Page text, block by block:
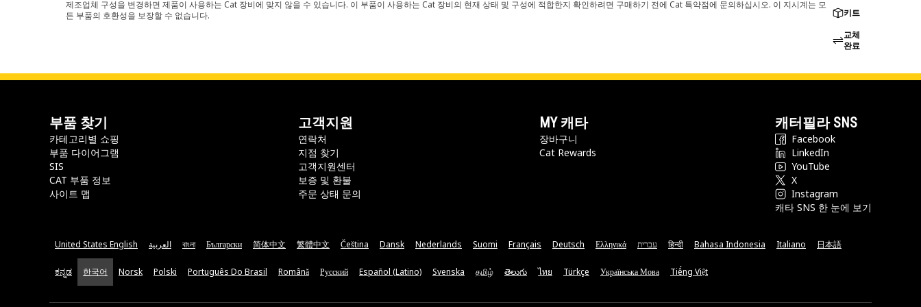
제조업체 구성을 변경하면 제품이 사용하는 Cat 장비에 맞지 않을 수 있습니다. 이 부품이 사용하는 Cat 장비의 현재 상태 및 구성에 적합한지 확인하려면 구매하기 전에 Cat 특약점에 문의하십시오. 이 지시계는 모
든 부품의 호환성을 보장할 수 없습니다.
키트
교체
완료
부품 찾기
카테고리별 쇼핑
부품 다이어그램
SIS
CAT 부품 정보
사이트 맵
고객지원
연락처
지점 찾기
고객지원센터
보증 및 환불
주문 상태 문의
MY 캐타
장바구니
Cat Rewards
캐터필라 SNS
Facebook
LinkedIn
YouTube
X
Instagram
캐타 SNS 한 눈에 보기
United States English العربية বাংলা Български 简体中文 繁體中文 Čeština Dansk Nederlands Suomi Français Deutsch Ελληνικά עברית हिन्दी Bahasa Indonesia Italiano 日本語
ಕನ್ನಡ 한국어 Norsk Polski Português Do Brasil Română Русский Español (Latino) Svenska தமிழ் తెలుగు ไทย Türkçe Українська Мова Tiếng Việt